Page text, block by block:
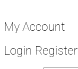
My Account
Login Register